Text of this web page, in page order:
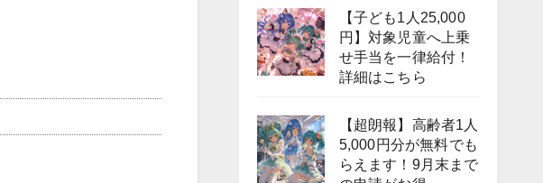
【子ども1人25,000
円】対象児童へ上乗
せ手当を一律給付！
詳細はこちら
【超朗報】高齢者1人
5,000円分が無料でも
らえます！9月末まで